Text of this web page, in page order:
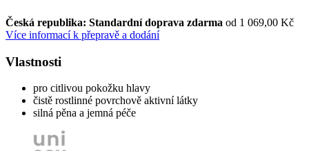
Česká republika: Standardní doprava zdarma od 1 069,00 Kč
Více informací k přepravě a dodání
Vlastnosti
pro citlivou pokožku hlavy
čistě rostlinné povrchově aktivní látky
silná pěna a jemná péče